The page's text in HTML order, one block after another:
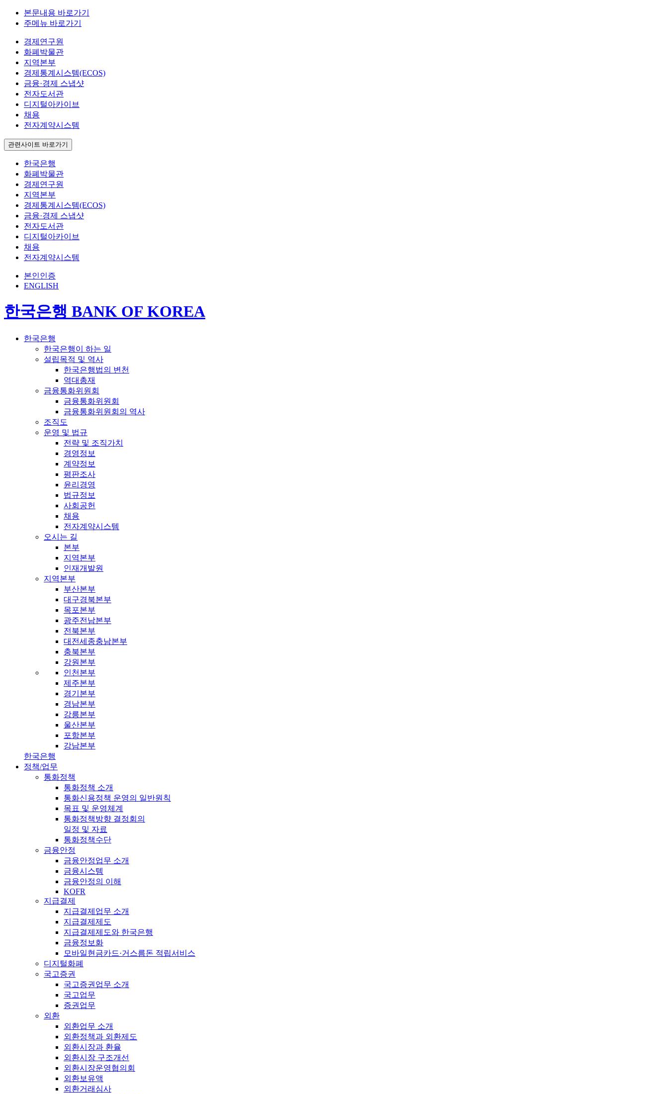
본문내용 바로가기
주메뉴 바로가기
경제연구원
화폐박물관
지역본부
경제통계시스템(ECOS)
금융·경제 스냅샷
전자도서관
디지털아카이브
채용
전자계약시스템
관련사이트 바로가기
한국은행
화폐박물관
경제연구원
지역본부
경제통계시스템(ECOS)
금융·경제 스냅샷
전자도서관
디지털아카이브
채용
전자계약시스템
본인인증
ENGLISH
한국은행 BANK OF KOREA
한국은행
한국은행이 하는 일
설립목적 및 역사
한국은행법의 변천
역대총재
금융통화위원회
금융통화위원회
금융통화위원회의 역사
조직도
운영 및 법규
전략 및 조직가치
경영정보
계약정보
평판조사
윤리경영
법규정보
사회공헌
채용
전자계약시스템
오시는 길
본부
지역본부
인재개발원
지역본부
부산본부
대구경북본부
목포본부
광주전남본부
전북본부
대전세종충남본부
충북본부
강원본부
인천본부
제주본부
경기본부
경남본부
강릉본부
울산본부
포항본부
강남본부
한국은행
정책/업무
통화정책
통화정책 소개
통화신용정책 운영의 일반원칙
목표 및 운영체계
통화정책방향 결정회의
일정 및 자료
통화정책수단
금융안정
금융안정업무 소개
금융시스템
금융안정의 이해
KOFR
지급결제
지급결제업무 소개
지급결제제도
지급결제제도와 한국은행
금융정보화
모바일현금카드·거스름돈 적립서비스
디지털화폐
국고증권
국고증권업무 소개
국고업무
증권업무
외환
외환업무 소개
외환정책과 외환제도
외환시장과 환율
외환시장 구조개선
외환시장운영협의회
외환보유액
외환거래심사